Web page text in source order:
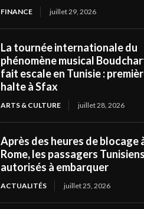
FINANCE juillet 29, 2026
La tournée internationale du
phénomène musical
fait escale en Tunisie :
halte à Sfax
ARTS & CULTURE juillet 28, 2026
Après des heures de blocage
Rome, les passagers Tunisiens
autorisés à embarquer
ACTUALITÉS juillet 25, 2026